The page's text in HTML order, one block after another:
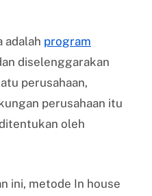
adalah program
diselenggarakan
perusahaan,
perusahaan itu
oleh
ini, metode In house